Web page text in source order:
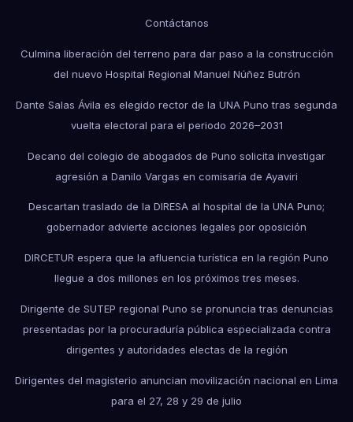
Contáctanos
Culmina liberación del terreno para dar paso a la construcción
del nuevo Hospital Regional Manuel Núñez Butrón
Dante Salas Ávila es elegido rector de la UNA Puno tras segunda
vuelta electoral para el periodo 2026–2031
Decano del colegio de abogados de Puno solicita investigar
agresión a Danilo Vargas en comisaría de Ayaviri
Descartan traslado de la DIRESA al hospital de la UNA Puno;
gobernador advierte acciones legales por oposición
DIRCETUR espera que la afluencia turística en la región Puno
llegue a dos millones en los próximos tres meses.
Dirigente de SUTEP regional Puno se pronuncia tras denuncias
presentadas por la procuraduría pública especializada contra
dirigentes y autoridades electas de la región
Dirigentes del magisterio anuncian movilización nacional en Lima
para el 27, 28 y 29 de julio